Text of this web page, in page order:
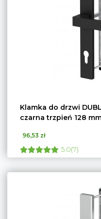
Klamka do drzwi
czarna trzpień 128
96,53 zł
5.0(7)